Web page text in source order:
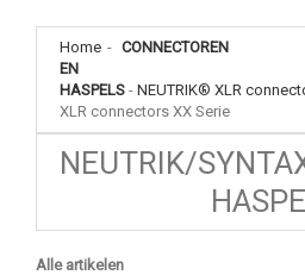
Home - CONNECTOREN
EN
HASPELS - NEUTRIK® XLR
XLR connectors XX Serie
NEUTRIK/
Alle artikelen